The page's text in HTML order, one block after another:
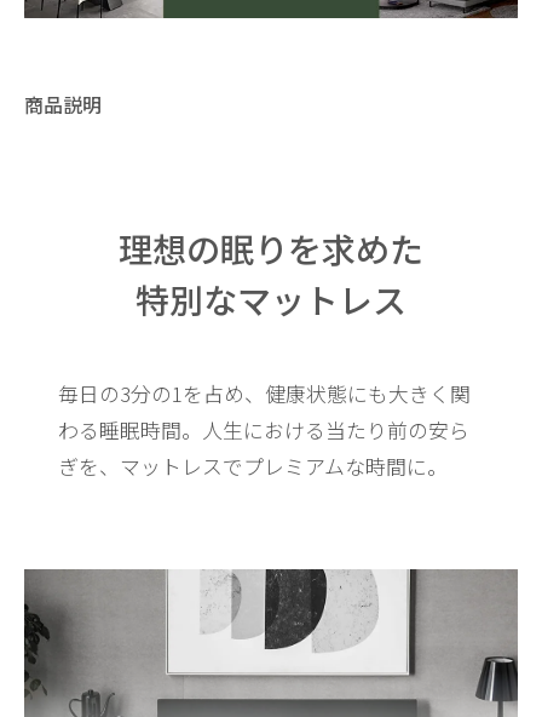
商品説明
理想の眠りを求めた
特別なマットレス
毎日の3分の1を占め、健康状態にも大きく関
わる睡眠時間。 人生における当たり前の安ら
ぎを、マットレスでプレミアムな時間に。